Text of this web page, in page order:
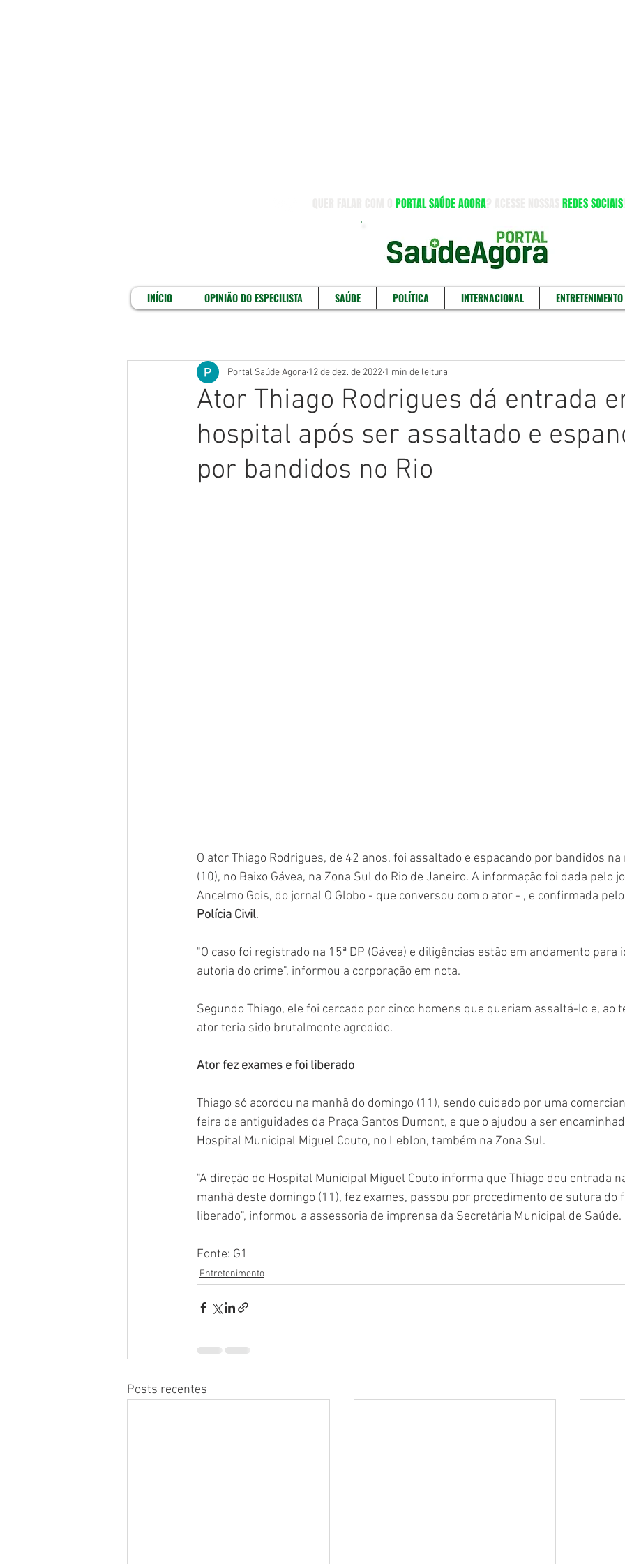
PORTAL SAÚDE AGORA? ACESSE NOSSAS REDES SOCIAIS!
INÍCIO
INÍCIO OPINIÃO DO ESPECILISTA SAÚDE POLÍTICA INTERNACIONAL ENTRETENIMENTO
Ator Thiago Rodrigues dá entrada
hospital após ser assaltado e
por bandidos no Rio
Portal Saúde Agora 12 de dez. de 2022 1 min de leitura
O ator Thiago Rodrigues, de 42 anos, foi assaltado e espacando por bandidos na
(10), no Baixo Gávea, na Zona Sul do Rio de Janeiro. A informação foi dada pelo
Ancelmo Gois, do jornal O Globo - que conversou com o ator - , e confirmada pelo
Polícia Civil.
"O caso foi registrado na 15ª DP (Gávea) e diligências estão em andamento para
autoria do crime", informou a corporação em nota.
Segundo Thiago, ele foi cercado por cinco homens que queriam assaltá-lo e, ao
ator teria sido brutalmente agredido.
Ator fez exames e foi liberado
Thiago só acordou na manhã do domingo (11), sendo cuidado por uma
feira de antiguidades da Praça Santos Dumont, e que o ajudou a ser
Hospital Municipal Miguel Couto, no Leblon, também na Zona Sul.
"A direção do Hospital Municipal Miguel Couto informa que Thiago deu entrada
manhã deste domingo (11), fez exames, passou por procedimento de sutura do
liberado", informou a assessoria de imprensa da Secretária Municipal de Saúde.
Fonte: G1
Entretenimento
Posts recentes